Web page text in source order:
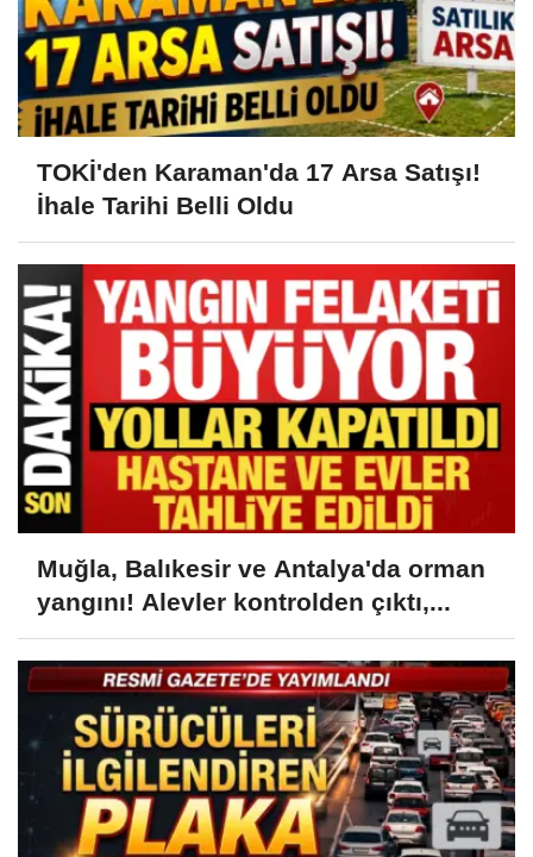
TOKİ'den Karaman'da 17 Arsa Satışı!
İhale Tarihi Belli Oldu
Muğla, Balıkesir ve Antalya'da orman
yangını! Alevler kontrolden çıktı,...